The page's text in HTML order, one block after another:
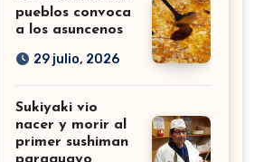
pueblos convoca
a los asuncenos
29 julio, 2026
Sukiyaki vio
nacer y morir al
primer sushiman
paraguayo